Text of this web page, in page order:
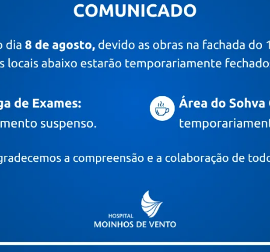
Leia mais +
Digite o seu e-mail